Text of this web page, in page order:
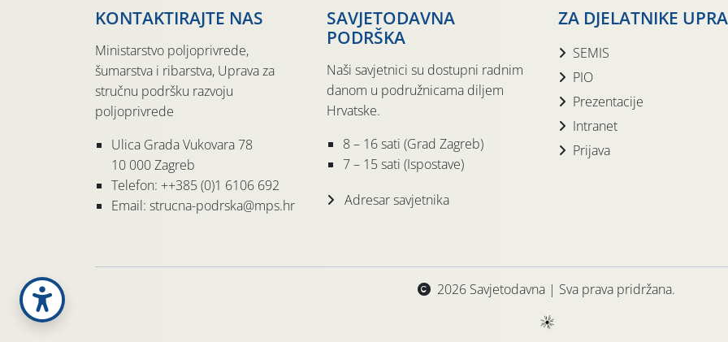
KONTAKTIRAJTE NAS
Ministarstvo poljoprivrede,
šumarstva i ribarstva, Uprava za
stručnu podršku razvoju
poljoprivrede
Ulica Grada Vukovara 78
10 000 Zagreb
Telefon: ++385 (0)1 6106 692
Email: strucna-podrska@mps.hr
SAVJETODAVNA
PODRŠKA
Naši savjetnici su dostupni radnim
danom u podružnicama diljem
Hrvatske.
8 – 16 sati (Grad Zagreb)
7 – 15 sati (Ispostave)
Adresar savjetnika
ZA DJELATNIKE
SEMIS
PIO
Prezentacije
Intranet
Prijava
2026 Savjetodavna | Sva prava pridržana.